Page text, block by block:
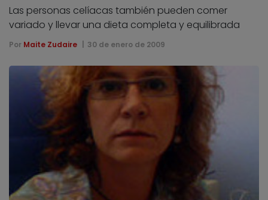
Las personas celíacas también pueden comer
variado y llevar una dieta completa y equilibrada
Por Maite Zudaire 30 de enero de 2009